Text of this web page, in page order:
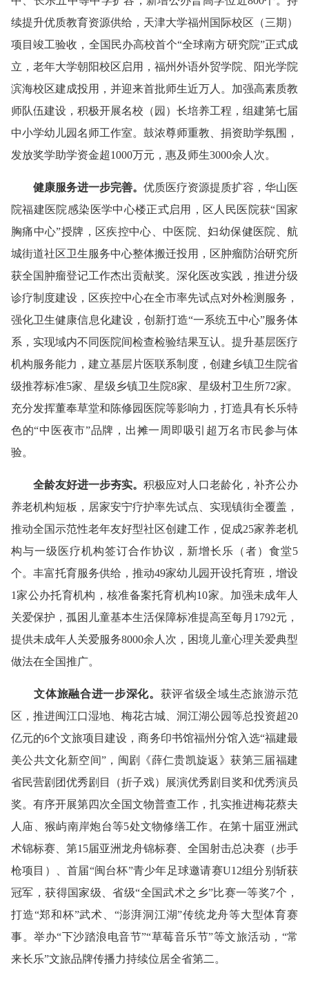
续提升优质教育资源供给，天津大学福州国际校区（三期）
项目竣工验收，全国民办高校首个“全球南方研究院”正式成
立，老年大学朝阳校区启用，福州外语外贸学院、阳光学院
滨海校区建成投用，并迎来首批师生近万人。加强高素质教
师队伍建设，积极开展名校（园）长培养工程，组建第七届
中小学幼儿园名师工作室。鼓浓尊师重教、捐资助学氛围，
发放奖学助学资金超1000万元，惠及师生3000余人次。
健康服务进一步完善。 优质医疗资源提质扩容，华山医
院福建医院感染医学中心楼正式启用，区人民医院获“国家
胸痛中心”授牌，区疾控中心、中医院、妇幼保健医院、航
城街道社区卫生服务中心整体搬迁投用，区肿瘤防治研究所
获全国肿瘤登记工作杰出贡献奖。深化医改实践，推进分级
诊疗制度建设，区疾控中心在全市率先试点对外检测服务，
强化卫生健康信息化建设，创新打造“一系统五中心”服务体
系，实现域内不同医院间检查检验结果互认。提升基层医疗
机构服务能力，建立基层片医联系制度，创建乡镇卫生院省
级推荐标准5家、星级乡镇卫生院8家、星级村卫生所72家。
充分发挥董奉草堂和陈修园医院等影响力，打造具有长乐特
色的“中医夜市”品牌，出摊一周即吸引超万名市民参与体
验。
全龄友好进一步夯实。 积极应对人口老龄化，补齐公办
养老机构短板，居家安宁疗护率先试点、实现镇街全覆盖，
推动全国示范性老年友好型社区创建工作，促成25家养老机
构与一级医疗机构签订合作协议，新增长乐（者）食堂5
个。丰富托育服务供给，推动49家幼儿园开设托育班，增设
1家公办托育机构，核准备案托育机构10家。加强未成年人
关爱保护，孤困儿童基本生活保障标准提高至每月1792元，
提供未成年人关爱服务8000余人次，困境儿童心理关爱典型
做法在全国推广。
文体旅融合进一步深化。 获评省级全域生态旅游示范
区，推进闽江口湿地、梅花古城、洞江湖公园等总投资超20
亿元的6个文旅项目建设，商务印书馆福州分馆入选“福建最
美公共文化新空间”，闽剧《薛仁贵凯旋返》获第三届福建
省民营剧团优秀剧目（折子戏）展演优秀剧目奖和优秀演员
奖。有序开展第四次全国文物普查工作，扎实推进梅花蔡夫
人庙、猴屿南岸炮台等5处文物修缮工作。在第十届亚洲武
术锦标赛、第15届亚洲龙舟锦标赛、全国射击总决赛（步手
枪项目）、首届“闽台杯”青少年足球邀请赛U12组分别斩获
冠军，获得国家级、省级“全国武术之乡”比赛一等奖7个，
打造“郑和杯”武术、“澎湃洞江湖”传统龙舟等大型体育赛
事。举办“下沙踏浪电音节”“草莓音乐节”等文旅活动，“常
来长乐”文旅品牌传播力持续位居全省第二。